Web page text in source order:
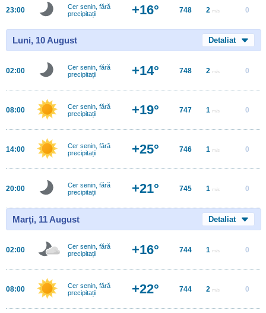
23:00
Cer senin, fără
precipitații
+16° 748 2 m/s 0
Luni, 10 August Detaliat
02:00
Cer senin, fără
precipitații
+14° 748 2 m/s 0
08:00
Cer senin, fără
precipitații
+19° 747 1 m/s 0
14:00
Cer senin, fără
precipitații
+25° 746 1 m/s 0
20:00
Cer senin, fără
precipitații
+21° 745 1 m/s 0
Marţi, 11 August Detaliat
02:00
Cer senin, fără
precipitații
+16° 744 1 m/s 0
08:00
Cer senin, fără
precipitații
+22° 744 2 m/s 0